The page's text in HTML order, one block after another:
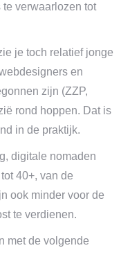
verwaarlozen tot
je toch relatief jonge
en
zijn (ZZP,
rond hoppen. Dat is
in de praktijk.
digitale nomaden
40+, van de
ook minder voor de
te verdienen.
met de volgende